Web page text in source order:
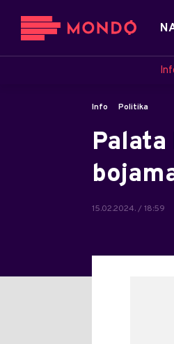
Info Politika
15.02.2024. / 18:59